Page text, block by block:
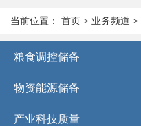
当前位置： 首页 > 业务频道 >
粮食调控储备
物资能源储备
产业科技质量